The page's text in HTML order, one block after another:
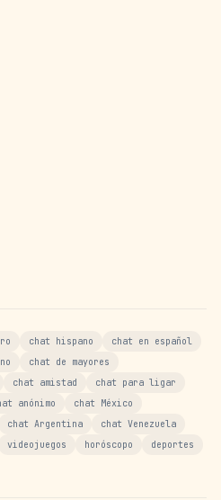
chat hispano
chat en español
chat de mayores
chat amistad
chat para ligar
anónimo
chat México
chat Argentina
chat Venezuela
videojuegos horóscopo
deportes